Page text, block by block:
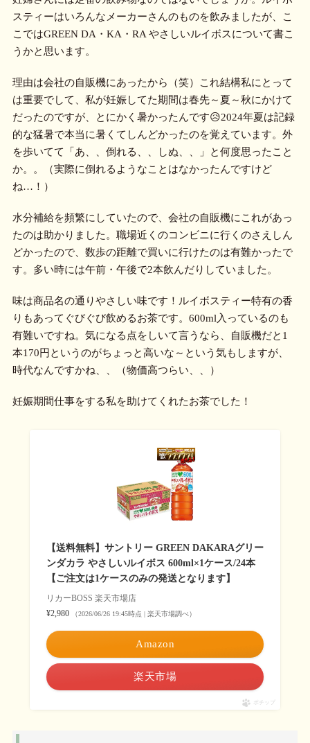
スティーはいろんなメーカーさんのものを飲みましたが、こ
こではGREEN DA・KA・RA やさしいルイボスについて書こ
うかと思います。
理由は会社の自販機にあったから（笑）これ結構私にとって
は重要でして、私が妊娠してた期間は春先～夏～秋にかけて
だったのですが、とにかく暑かったんです😥2024年夏は記録
的な猛暑で本当に暑くてしんどかったのを覚えています。外
を歩いてて「あ、、倒れる、、しぬ、、」と何度思ったこと
か。。（実際に倒れるようなことはなかったんですけど
ね…！）
水分補給を頻繁にしていたので、会社の自販機にこれがあっ
たのは助かりました。職場近くのコンビニに行くのさえしん
どかったので、数歩の距離で買いに行けたのは有難かったで
す。多い時には午前・午後で2本飲んだりしていました。
味は商品名の通りやさしい味です！ルイボスティー特有の香
りもあってぐびぐび飲めるお茶です。600ml入っているのも
有難いですね。気になる点をしいて言うなら、自販機だと1
本170円というのがちょっと高いな～という気もしますが、
時代なんですかね、、（物価高つらい、、）
妊娠期間仕事をする私を助けてくれたお茶でした！
【送料無料】サントリー GREEN DAKARAグリー
ンダカラ やさしいルイボス 600ml×1ケース/24本
【ご注文は1ケースのみの発送となります】
リカーBOSS 楽天市場店
¥2,980
（2026/06/26 19:45時点 | 楽天市場調べ）
Amazon
楽天市場
ポチップ